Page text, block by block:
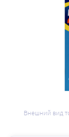
Внешний вид